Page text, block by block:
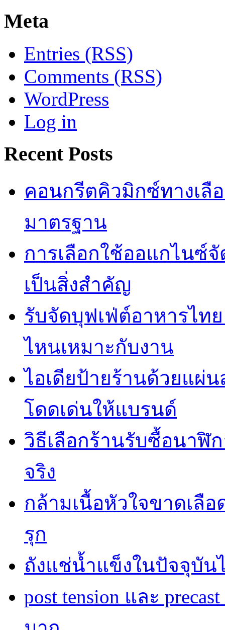
Meta
Entries (RSS)
Comments (RSS)
WordPress
Log in
Recent Posts
คอนกรีตคิวมิกซ์ทางเลื
มาตรฐาน
การเลือกใช้ออแกไนซ์
เป็นสิ่งสำคัญ
รับจัดบุฟเฟ่ต์อาหารไท
ไหนเหมาะกับงาน
ไอเดียป้ายร้านด้วยแผ่
โดดเด่นให้แบรนด์
วิธีเลือกร้านรับซื้อนาฬิ
จริง
กล้ามเนื้อหัวใจขาดเลื
รุก
ถังแช่น้ำแข็งในปัจจุบัน
post tension และ